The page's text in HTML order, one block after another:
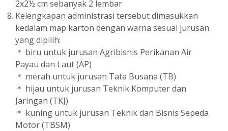
2x2½ cm sebanyak 2 lembar
Kelengkapan administrasi tersebut dimasukkan
kedalam map karton dengan warna sesuai jurusan
yang dipilih:
＊ biru untuk jurusan Agribisnis Perikanan Air
Payau dan Laut (AP)
＊ merah untuk jurusan Tata Busana (TB)
＊ hijau untuk jurusan Teknik Komputer dan
Jaringan (TKJ)
＊ kuning untuk jurusan Teknik dan Bisnis Sepeda
Motor (TBSM)